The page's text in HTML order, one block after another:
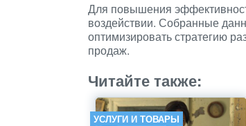
Для повышения
воздействии. Собранные
оптимизировать стратегию
продаж.
Читайте также:
УСЛУГИ И ТОВАРЫ